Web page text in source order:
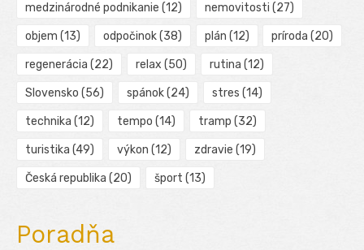
medzinárodné podnikanie (12) nemovitosti (27)
objem (13) odpočinok(38) plán (12) príroda (20)
regenerácia (22) relax (50) rutina (12)
Slovensko (56) spánok(24) stres (14)
technika (12) tempo (14) tramp (32)
turistika (49) výkon (12) zdravie (19)
Česká republika (20) šport (13)
Poradňa